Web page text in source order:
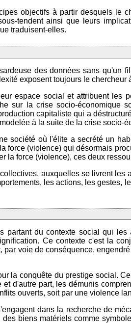
objectifs à partir desquels le
tendent ainsi que leurs
traduisent-elles.
des données sans qu'un
exposent toujours le chercheur
espace social et attribuent les
sur la crise socio-économique
capitaliste qui a
à la suite de la crise socio-
société où l'élite a secrété un
(violence) qui désormais
la force (violence), ces deux
auxquelles se livrent
les actions, les gestes,
partant du contexte social qui
Ce contexte c'est la
voie de conséquence,
la conquête du prestige social.
d'autre part, les démunis
ouverts, soit par une violence
dans la recherche de
biens matériels comme